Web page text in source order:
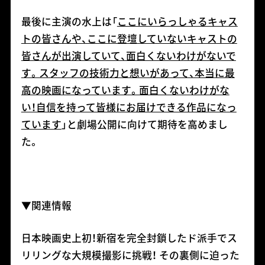
最後に主演の水上は「ここにいらっしゃるキャス
トの皆さんや、ここに登壇していないキャストの
皆さんが出演していて、面白くないわけがないで
す。スタッフの技術力と想いがあって、本当に最
高の映画になっています。面白くないわけがな
い！自信を持って皆様にお届けできる作品になっ
ています 」と劇場公開に向けて期待を高めまし
た。
▼関連情報
日本映画史上初！新宿を完全封鎖したド派手でス
リリングな大規模撮影に挑戦！ その裏側に迫った